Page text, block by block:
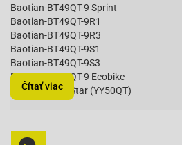
Baotian-BT49QT-9 Sprint
Baotian-BT49QT-9R1
Baotian-BT49QT-9R3
Baotian-BT49QT-9S1
Baotian-BT49QT-9S3
Baotian-BT50QT-9 Ecobike
Benzhou-City Star (YY50QT)
Dazon-Diamondback 50 4T
Čítať viac